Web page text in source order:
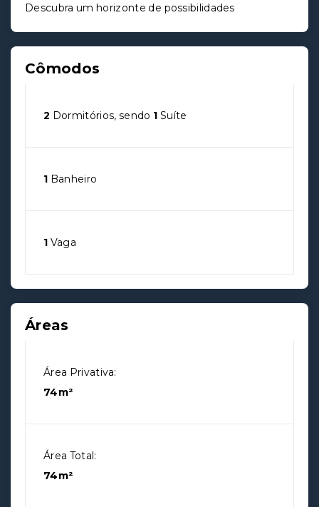
Descubra um horizonte de possibilidades
Cômodos
2 Dormitórios, sendo 1 Suíte
1 Banheiro
1 Vaga
Áreas
Área Privativa:
74m²
Área Total:
74m²